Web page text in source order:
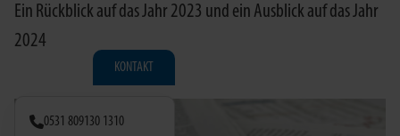
KONTAKT
0531 809130 1310
Ein Rückblick auf das Jahr 2023 und ein Ausblick auf das Jahr
2024